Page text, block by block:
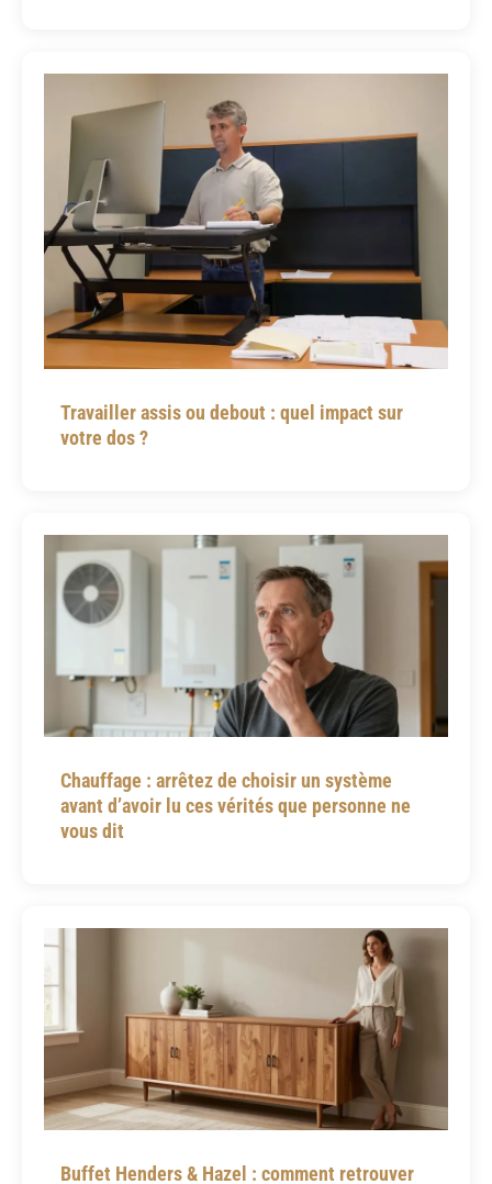
Travailler assis ou debout : quel impact sur
votre dos ?
Chauffage : arrêtez de choisir un système
avant d’avoir lu ces vérités que personne ne
vous dit
Buffet Henders & Hazel : comment retrouver